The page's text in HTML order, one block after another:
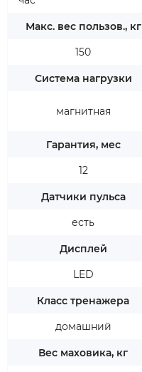
Макс. вес пользов., кг
150
Система нагрузки
магнитная
Гарантия, мес
12
Датчики пульса
есть
Дисплей
LED
Класс тренажера
домашний
Вес маховика, кг